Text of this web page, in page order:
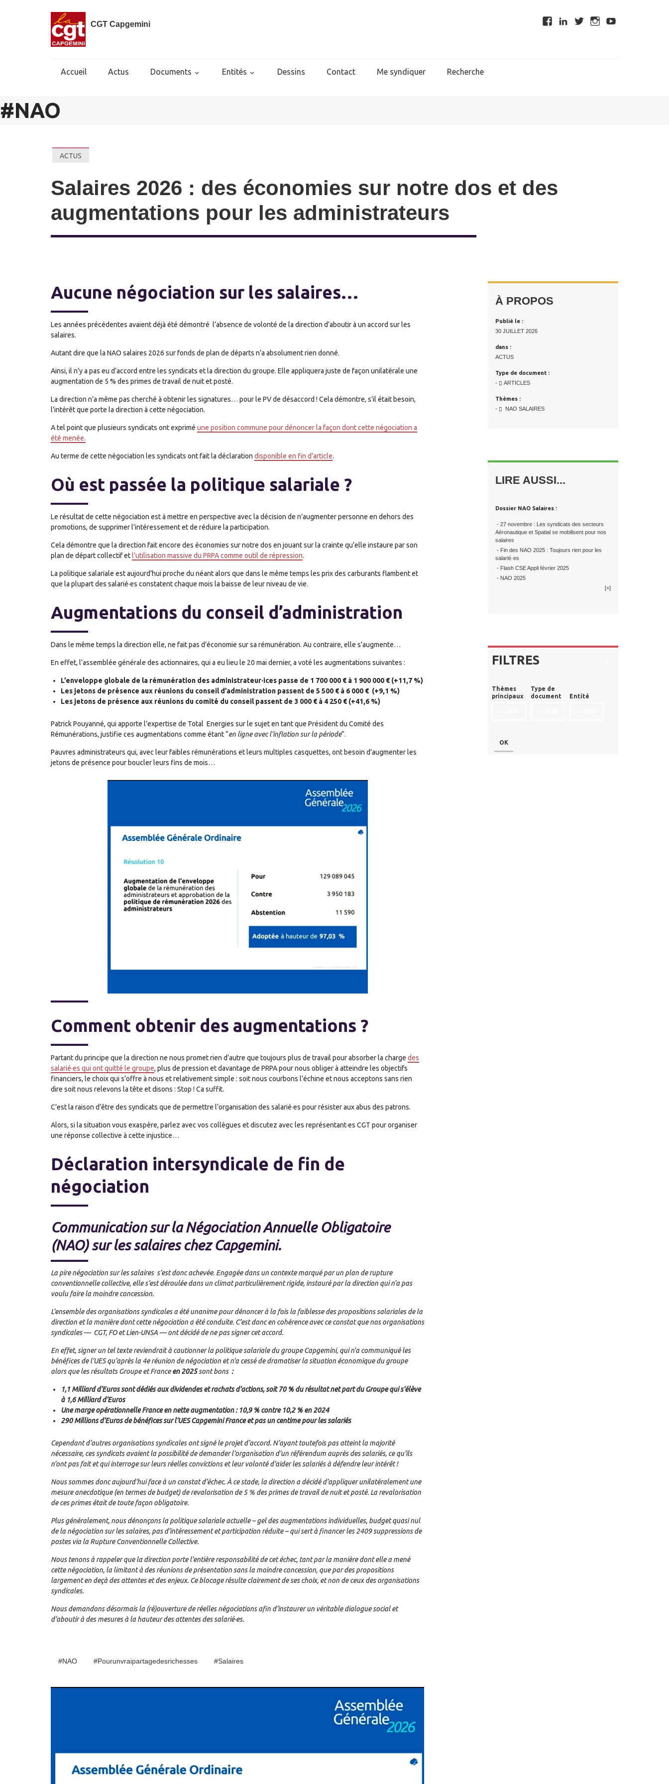
CGT Capgemini
Accueil Actus Documents Entités Dessins Contact Me syndiquer Recherche
#NAO
ACTUS
Salaires 2026 : des économies sur notre dos et des
augmentations pour les administrateurs
Aucune négociation sur les salaires…
Les années précédentes avaient déjà été démontré l’absence de volonté de la direction d’aboutir à un accord sur les
salaires.
Autant dire que la NAO salaires 2026 sur fonds de plan de départs n’a absolument rien donné.
Ainsi, il n’y a pas eu d’accord entre les syndicats et la direction du groupe. Elle appliquera juste de façon unilatérale une
augmentation de 5 % des primes de travail de nuit et posté.
La direction n’a même pas cherché à obtenir les signatures… pour le PV de désaccord ! Cela démontre, s’il était besoin,
l’intérêt que porte la direction à cette négociation.
A tel point que plusieurs syndicats ont exprimé une position commune pour dénoncer la façon dont cette négociation a
été menée.
Au terme de cette négociation les syndicats ont fait la déclaration disponible en fin d’article.
Où est passée la politique salariale ?
Le résultat de cette négociation est à mettre en perspective avec la décision de n’augmenter personne en dehors des
promotions, de supprimer l’intéressement et de réduire la participation.
Cela démontre que la direction fait encore des économies sur notre dos en jouant sur la crainte qu’elle instaure par son
plan de départ collectif et l’utilisation massive du PRPA comme outil de répression.
La politique salariale est aujourd’hui proche du néant alors que dans le même temps les prix des carburants flambent et
que la plupart des salarié·es constatent chaque mois la baisse de leur niveau de vie.
Augmentations du conseil d’administration
Dans le même temps la direction elle, ne fait pas d’économie sur sa rémunération. Au contraire, elle s’augmente…
En effet, l’assemblée générale des actionnaires, qui a eu lieu le 20 mai dernier, a voté les augmentations suivantes :
L’enveloppe globale de la rémunération des administrateur·ices passe de 1 700 000 € à 1 900 000 € (+11,7 %)
Les jetons de présence aux réunions du conseil d’administration passent de 5 500 € à 6 000 € (+9,1 %)
Les jetons de présence aux réunions du comité du conseil passent de 3 000 € à 4 250 € (+41,6 %)
Patrick Pouyanné, qui apporte l’expertise de Total Energies sur le sujet en tant que Président du Comité des
Rémunérations, justifie ces augmentations comme étant “en ligne avec l’inflation sur la période“.
Pauvres administrateurs qui, avec leur faibles rémunérations et leurs multiples casquettes, ont besoin d’augmenter les
jetons de présence pour boucler leurs fins de mois…
Comment obtenir des augmentations ?
Partant du principe que la direction ne nous promet rien d’autre que toujours plus de travail pour absorber la charge des
salarié·es qui ont quitté le groupe, plus de pression et davantage de PRPA pour nous obliger à atteindre les objectifs
financiers, le choix qui s’offre à nous et relativement simple : soit nous courbons l’échine et nous acceptons sans rien
dire soit nous relevons la tête et disons : Stop ! Ca suffit.
C’est la raison d’être des syndicats que de permettre l’organisation des salarié·es pour résister aux abus des patrons.
Alors, si la situation vous exaspère, parlez avec vos collègues et discutez avec les représentant·es CGT pour organiser
une réponse collective à cette injustice…
Déclaration intersyndicale de fin de
négociation
Communication sur la Négociation Annuelle Obligatoire
(NAO) sur les salaires chez Capgemini.
La pire négociation sur les salaires s’est donc achevée. Engagée dans un contexte marqué par un plan de rupture
conventionnelle collective, elle s’est déroulée dans un climat particulièrement rigide, instauré par la direction qui n’a pas
voulu faire la moindre concession.
L’ensemble des organisations syndicales a été unanime pour dénoncer à la fois la faiblesse des propositions salariales de la
direction et la manière dont cette négociation a été conduite. C’est donc en cohérence avec ce constat que nos organisations
syndicales — CGT, FO et Lien-UNSA — ont décidé de ne pas signer cet accord.
En effet, signer un tel texte reviendrait à cautionner la politique salariale du groupe Capgemini, qui n’a communiqué les
bénéfices de l’UES qu’après la 4e réunion de négociation et n’a cessé de dramatiser la situation économique du groupe
alors que les résultats Groupe et Franceen 2025sont bons :
1,1 Milliard d’Euros sont dédiés aux dividendes et rachats d’actions, soit 70 % du résultat net part du Groupe qui s’élève
à 1,6 Milliard d’Euros
Une marge opérationnelle France en nette augmentation : 10,9 % contre 10,2 % en 2024
290 Millions d’Euros de bénéfices sur l’UES Capgemini France et pas un centime pour les salariés
Cependant d’autres organisations syndicales ont signé le projet d’accord. N’ayant toutefois pas atteint la majorité
nécessaire, ces syndicats avaient la possibilité de demander l’organisation d’un référendum auprès des salariés, ce qu’ils
n’ont pas fait et qui interroge sur leurs réelles convictions et leur volonté d’aider les salariés à défendre leur intérêt !
Nous sommes donc aujourd’hui face à un constat d’échec. À ce stade, la direction a décidé d’appliquer unilatéralement une
mesure anecdotique (en termes de budget) de revalorisation de 5 % des primes de travail de nuit et posté. La revalorisation
de ces primes était de toute façon obligatoire.
Plus généralement, nous dénonçons la politique salariale actuelle – gel des augmentations individuelles, budget quasi nul
de la négociation sur les salaires, pas d’intéressement et participation réduite – qui sert à financer les 2409 suppressions de
postes via la Rupture Conventionnelle Collective.
Nous tenons à rappeler que la direction porte l’entière responsabilité de cet échec, tant par la manière dont elle a mené
cette négociation, la limitant à des réunions de présentation sans la moindre concession, que par des propositions
largement en deçà des attentes et des enjeux. Ce blocage résulte clairement de ses choix, et non de ceux des organisations
syndicales.
Nous demandons désormais la (ré)ouverture de réelles négociations afin d’instaurer un véritable dialogue social et
d’aboutir à des mesures à la hauteur des attentes des salarié·es.
#NAO #pourunvraipartagedesrichesses #salaires
À PROPOS
Publié le :
30 JUILLET 2026
dans :
ACTUS
Type de document :
-
ARTICLES
Thèmes :
-
NAO SALAIRES
LIRE AUSSI...
Dossier NAO Salaires :
- 27 novembre : Les syndicats des secteurs
Aéronautique et Spatial se mobilisent pour nos
salaires
- Fin des NAO 2025 : Toujours rien pour les
salarié·es
- Flash CSE Appli février 2025
- NAO 2025
[+]
FILTRES
Thèmes
principaux
Type de
document
Entité